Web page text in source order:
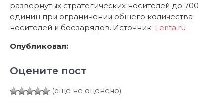
развернутых стратегических носителей до 700
единиц при ограничении общего количества
носителей и боезарядов. Источник: Lenta.ru
Опубликовал:
Оцените пост
(ещё не оценено)